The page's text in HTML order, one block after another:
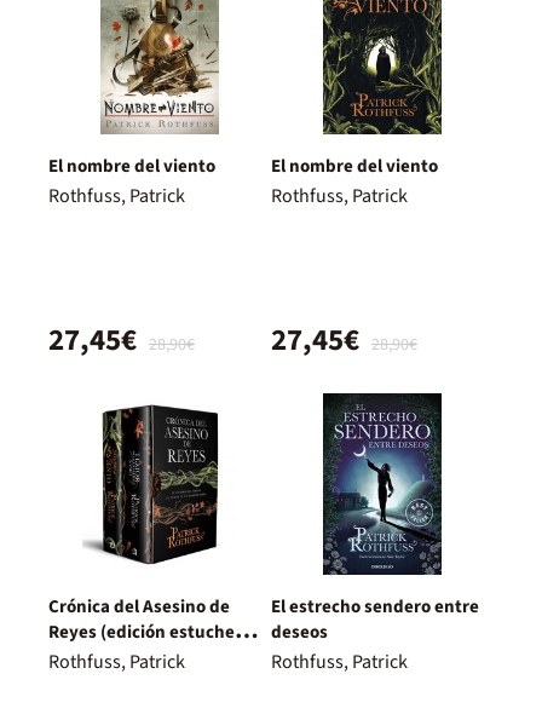
El nombre del viento
Rothfuss, Patrick
28,90€
27,45€
El nombre del viento
Rothfuss, Patrick
28,90€
27,45€
Crónica del Asesino de
Reyes (edición estuche
con: El nombre del viento /
Rothfuss, Patrick
El estrecho sendero entre
deseos
Rothfuss, Patrick